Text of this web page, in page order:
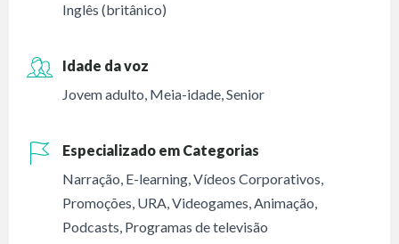
Inglês (britânico)
Idade da voz
Jovem adulto, Meia-idade,Senior
Especializado em Categorias
Narração, E-learning,Vídeos Corporativos,
Promoções, URA,Videogames,Animação,
Podcasts, Programas de televisão